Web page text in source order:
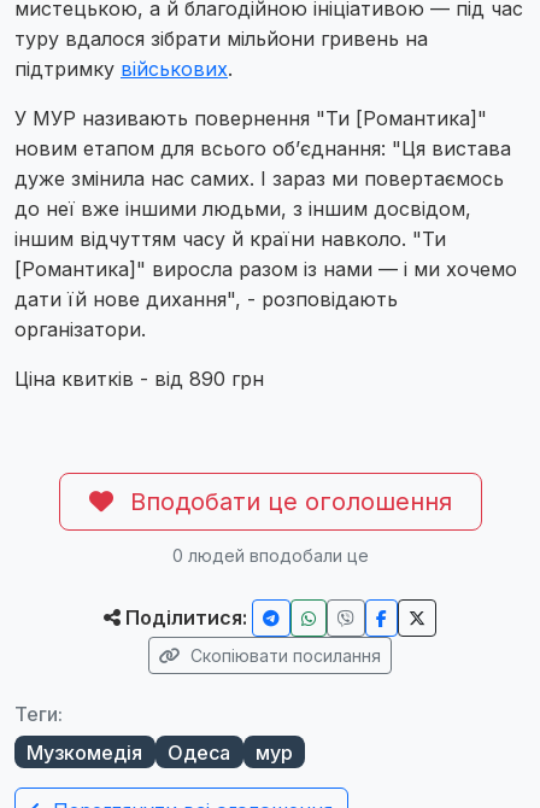
мистецькою, а й благодійною ініціативою — під час
туру вдалося зібрати мільйони гривень на
підтримку військових.
У МУР називають повернення "Ти [Романтика]"
новим етапом для всього об’єднання: "Ця вистава
дуже змінила нас самих. І зараз ми повертаємось
до неї вже іншими людьми, з іншим досвідом,
іншим відчуттям часу й країни навколо. "Ти
[Романтика]" виросла разом із нами — і ми хочемо
дати їй нове дихання", - розповідають
організатори.
Ціна квитків - від 890 грн
Вподобати це оголошення
0 людей вподобали це
Поділитися:
Скопіювати посилання
Теги:
Музкомедія
Одеса мур